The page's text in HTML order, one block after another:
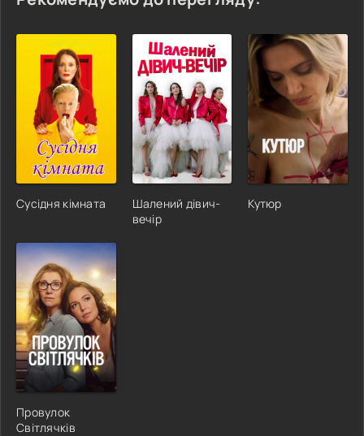
Сусідня кімната
Шалений дівич-
вечір
Кутюр
Провулок
Світлячків